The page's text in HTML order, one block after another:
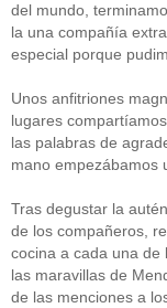
CATEGORÍAS
Alimentos(44)
America(8)
Carnes(3)
cataluña(1)
Cocina(38)
consejos(3)
El Celler de Can
Empresas(12)
ferran adria(10)
del mundo,
la una compañía
especial porque
Unos anfitriones
lugares
las palabras de
mano empezábamos
Tras degustar la
de los compañeros,
cocina a cada una de
las maravillas de
de las menciones a